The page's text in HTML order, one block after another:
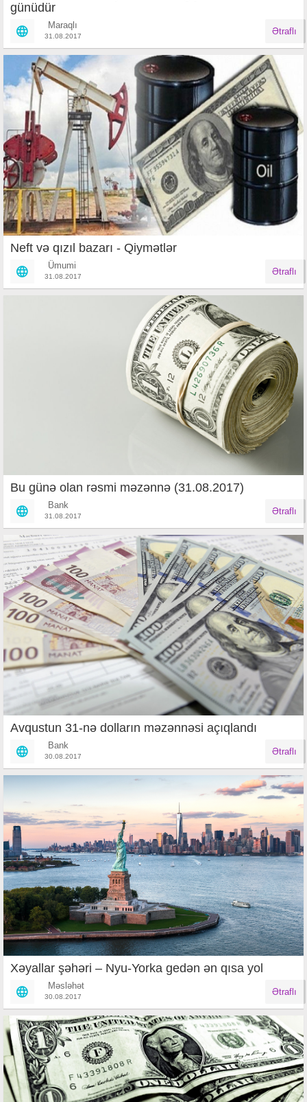
günüdür
Maraqlı
31.08.2017 Ətraflı
Neft və qızıl bazarı - Qiymətlər
Ümumi
31.08.2017 Ətraflı
Bu günə olan rəsmi məzənnə (31.08.2017)
Bank
31.08.2017 Ətraflı
Avqustun 31-nə dolların məzənnəsi açıqlandı
Bank
30.08.2017 Ətraflı
Xəyallar şəhəri – Nyu-Yorka gedən ən qısa yol
Məsləhət
30.08.2017 Ətraflı